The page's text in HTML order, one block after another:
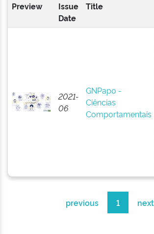
Preview
Issue
Date
Title
2021-
06
GNPapo -
Ciências
Comportamentais
previous 1 next